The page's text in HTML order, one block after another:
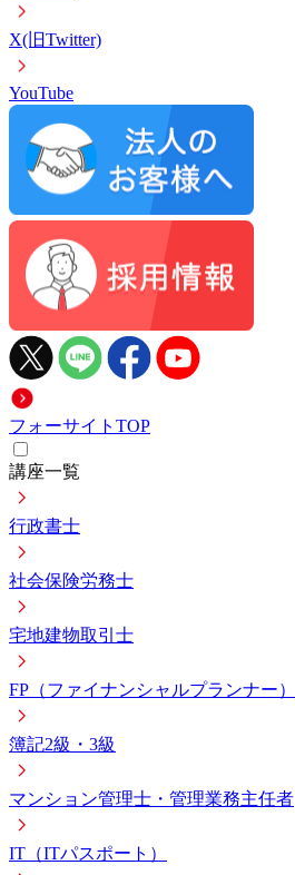
X(旧Twitter)
YouTube
フォーサイトTOP
講座一覧
行政書士
社会保険労務士
宅地建物取引士
FP（ファイナンシャルプランナー）
簿記2級・3級
マンション管理士・管理業務主任者
IT（ITパスポート）